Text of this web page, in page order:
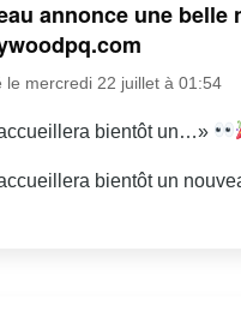
annonce une belle
le mercredi 22 juillet à 01:54
bientôt un…»
bientôt un